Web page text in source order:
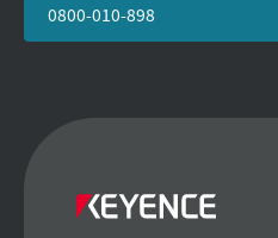
0800-010-898